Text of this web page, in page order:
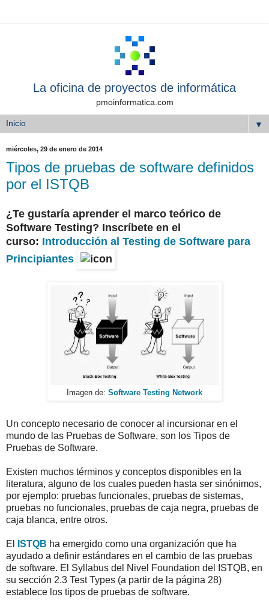
La oficina de proyectos de informática
pmoinformatica.com
▼
miércoles, 29 de enero de 2014
Tipos de pruebas de software definidos
por el ISTQB
¿Te gustaría aprender el marco teórico de
Software Testing? Inscríbete en el
curso: Introducción al Testing de Software para
Principiantes
Imagen de: Software Testing Network
Un concepto necesario de conocer al incursionar en el
mundo de las Pruebas de Software, son los Tipos de
Pruebas de Software.
Existen muchos términos y conceptos disponibles en la
literatura, alguno de los cuales pueden hasta ser sinónimos,
por ejemplo: pruebas funcionales, pruebas de sistemas,
pruebas no funcionales, pruebas de caja negra, pruebas de
caja blanca, entre otros.
El ISTQB ha emergido como una organización que ha
ayudado a definir estándares en el cambio de las pruebas
de software. El Syllabus del Nivel Foundation del ISTQB, en
su sección 2.3 Test Types (a partir de la página 28)
establece los tipos de pruebas de software.